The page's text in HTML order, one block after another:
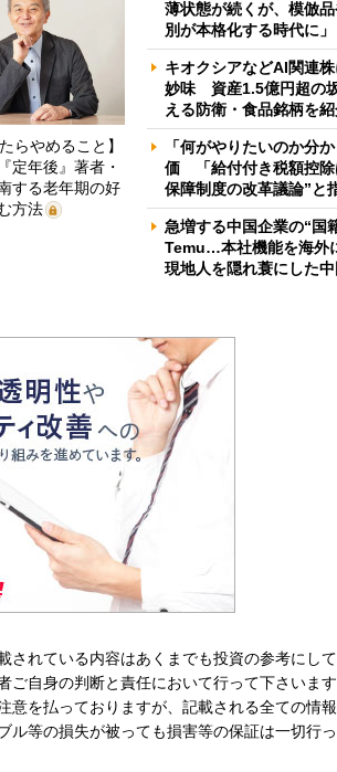
らやめること】
定年後』著者・
する老年期の好
方法
薄状態が続くが、模倣
別が本格化する時代に」
キオクシアなどAI関連
妙味 資産1.5億円超の
える防衛・食品銘柄を
「何がやりたいのか分
価 「給付付き税額控除
保障制度の改革議論”と
急増する中国企業の“国
Temu…本社機能を海外
現地人を隠れ蓑にした
されている内容はあくまでも投資の参考にし
ご自身の判断と責任において行って下さいま
意を払っておりますが、記載される全ての情
ル等の損失が被っても損害等の保証は一切行